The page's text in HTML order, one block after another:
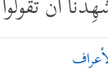
أَن